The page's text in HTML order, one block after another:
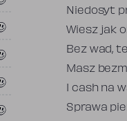
Niedosyt
Wiesz jak
Bez wad,
Masz
I cash na
Sprawa